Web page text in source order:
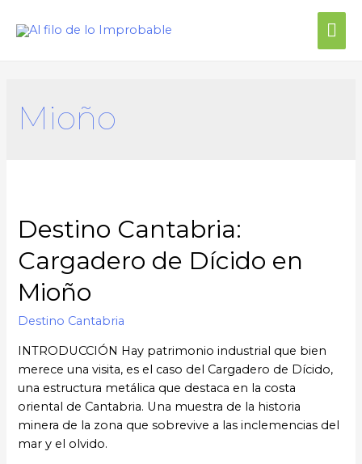
Mioño
Destino Cantabria:
Cargadero de Dícido en
Mioño
Destino Cantabria
INTRODUCCIÓN Hay patrimonio industrial que bien
merece una visita, es el caso del Cargadero de Dícido,
una estructura metálica que destaca en la costa
oriental de Cantabria. Una muestra de la historia
minera de la zona que sobrevive a las inclemencias del
mar y el olvido.